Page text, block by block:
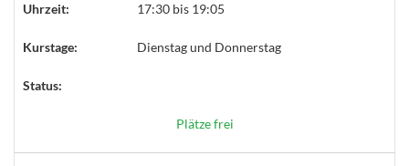
Uhrzeit: 17:30 bis 19:05
Kurstage: Dienstag und Donnerstag
Status:
Plätze frei